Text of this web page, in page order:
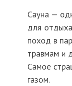
Сауна —
для
поход в
травмам и
Самое
газом.